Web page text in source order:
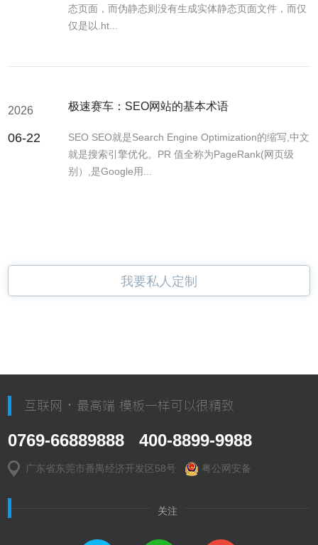
态页面，而伪静态则没有生成实体静态页面文件，而仅
仅是以.ht...
2026
06-22
极速赛车：SEO网站的基本术语
SEO SEO就是Search Engine Optimization的缩写,中文
就是搜索引擎优化。PR 值全称为PageRank(网页级
别）,是Google用...
我要私人定制
互联网 · 最高端 模板一样可以很精致
0769-66889888 400-8899-9988
广东省东莞市番禺经济开发区58号 粤公网安备
关注